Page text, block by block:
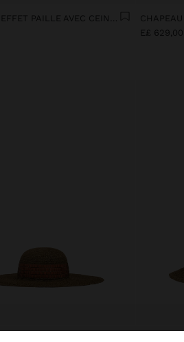
CHAPEAU EFFET PAILLE AVEC CEINTURE DE PERLES
E£ 629,00